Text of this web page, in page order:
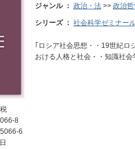
8
6
ジャンル ： 政治・法 >> 政治
シリーズ ： 社会科学ゼミナー
｢ロシア社会思想・・19世紀ロ
おける人格と社会・・知識社